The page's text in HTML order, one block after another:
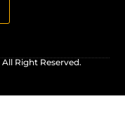
All Right Reserved.